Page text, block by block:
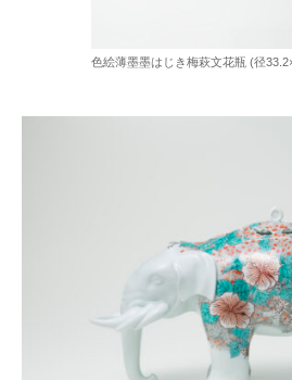
色絵薄墨墨はじき梅萩文花瓶 (径